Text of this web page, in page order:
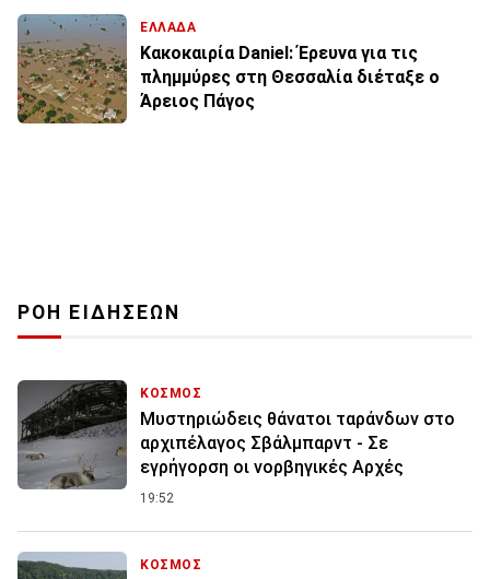
ΕΛΛΑΔΑ
Κακοκαιρία Daniel: Έρευνα για τις
πλημμύρες στη Θεσσαλία διέταξε ο
Άρειος Πάγος
ΡΟΗ ΕΙΔΗΣΕΩΝ
ΚΟΣΜΟΣ
Μυστηριώδεις θάνατοι ταράνδων στο
αρχιπέλαγος Σβάλμπαρντ - Σε
εγρήγορση οι νορβηγικές Αρχές
19:52
ΚΟΣΜΟΣ